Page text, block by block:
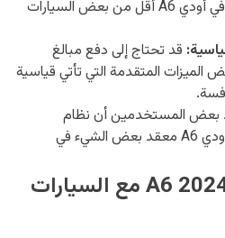
تكون مساحة الصندوق في أودي A6 أقل من بعض السيارات
قد تحتاج إلى دفع مبالغ
المتقدمة التي تأتي قياسية
بعض المستخدمين أن نظام
المعلومات والترفيه في أودي A6 معقد بعض الشيء في
مقارنة سيارة أودي A6 2024 مع السيارات